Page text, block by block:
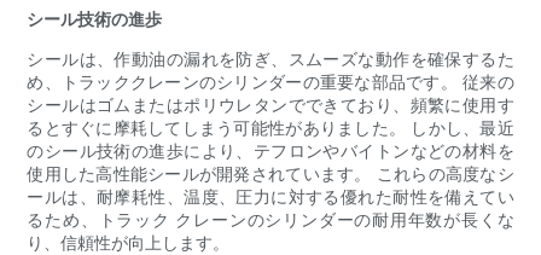
シール技術の進歩
シールは、作動油の漏れを防ぎ、スムーズな動作を確保するた
め、トラッククレーンのシリンダーの重要な部品です。 従来の
シールはゴムまたはポリウレタンでできており、頻繁に使用す
るとすぐに摩耗してしまう可能性がありました。 しかし、最近
のシール技術の進歩により、テフロンやバイトンなどの材料を
使用した高性能シールが開発されています。 これらの高度なシ
ールは、耐摩耗性、温度、圧力に対する優れた耐性を備えてい
るため、トラック クレーンのシリンダーの耐用年数が長くな
り、信頼性が向上します。